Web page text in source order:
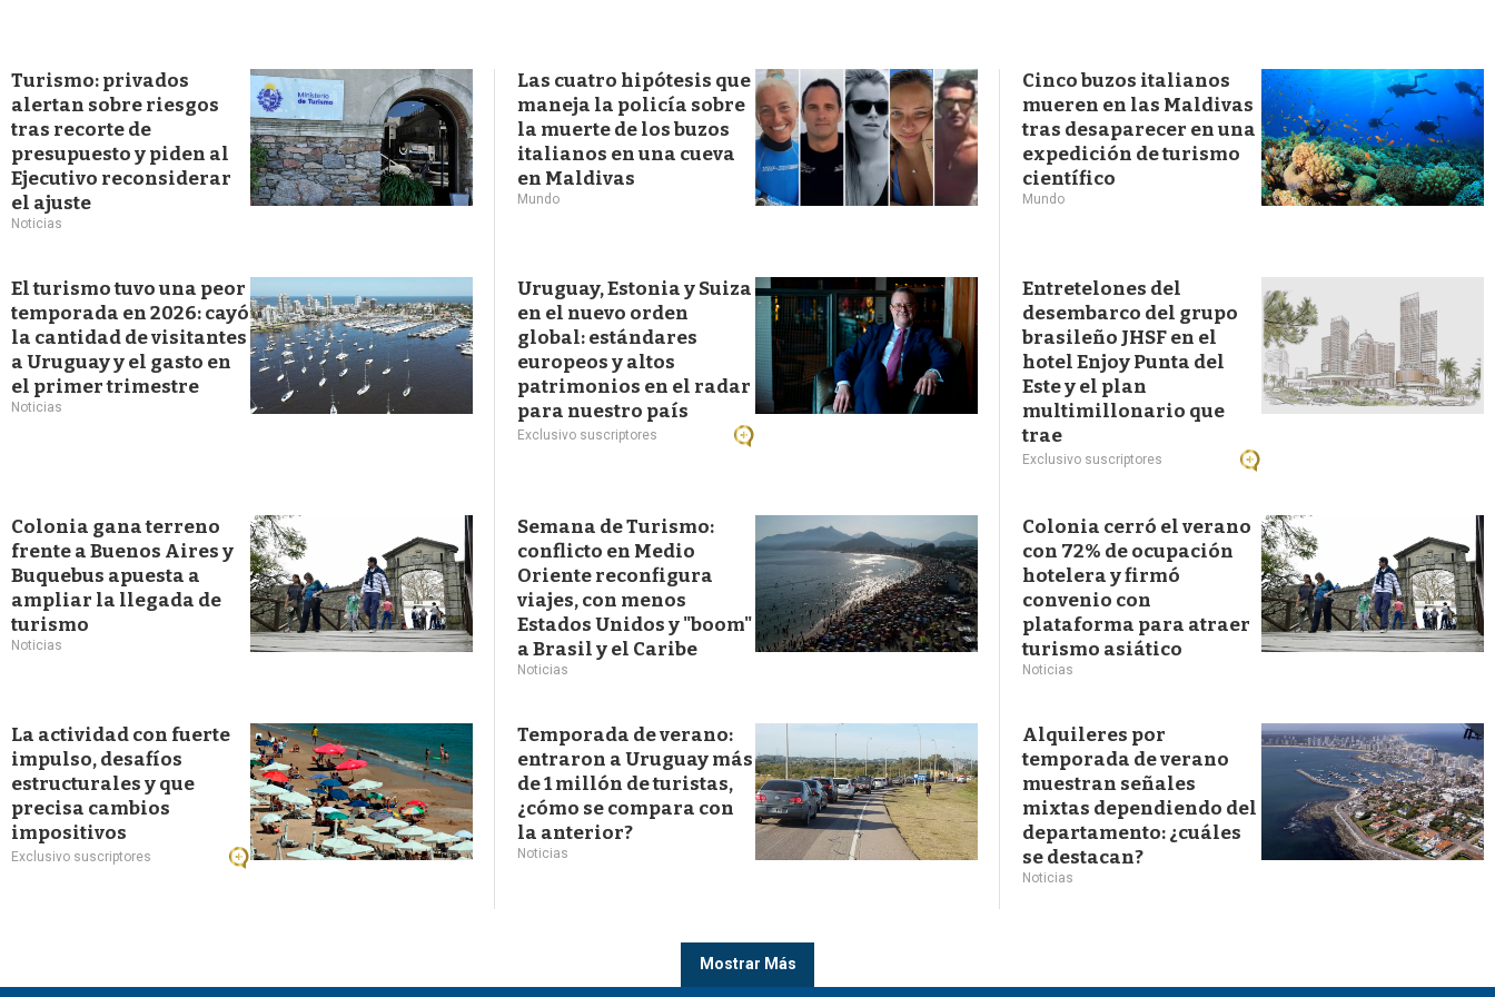
e
d
a
Turismo: privados
alertan sobre riesgos
tras recorte de
presupuesto y piden al
Ejecutivo reconsiderar
el ajuste
Noticias
Las cuatro hipótesis que
maneja la policía sobre
la muerte de los buzos
italianos en una cueva
en Maldivas
Mundo
Cinco buzos italianos
mueren en las Maldivas
tras desaparecer en una
expedición de turismo
científico
Mundo
El turismo tuvo una peor
temporada en 2026: cayó
la cantidad de visitantes
a Uruguay y el gasto en
el primer trimestre
Noticias
Uruguay, Estonia y Suiza
en el nuevo orden
global: estándares
europeos y altos
patrimonios en el radar
para nuestro país
Exclusivo suscriptores
Entretelones del
desembarco del grupo
brasileño JHSF en el
hotel Enjoy Punta del
Este y el plan
multimillonario que
trae
Exclusivo suscriptores
Colonia gana terreno
frente a Buenos Aires y
Buquebus apuesta a
ampliar la llegada de
turismo
Noticias
Semana de Turismo:
conflicto en Medio
Oriente reconfigura
viajes, con menos
Estados Unidos y "boom"
a Brasil y el Caribe
Noticias
Colonia cerró el verano
con 72% de ocupación
hotelera y firmó
convenio con
plataforma para atraer
turismo asiático
Noticias
La actividad con fuerte
impulso, desafíos
estructurales y que
precisa cambios
impositivos
Exclusivo suscriptores
Temporada de verano:
entraron a Uruguay más
de 1 millón de turistas,
¿cómo se compara con
la anterior?
Noticias
Alquileres por
temporada de verano
muestran señales
mixtas dependiendo del
departamento: ¿cuáles
se destacan?
Noticias
Mostrar Más